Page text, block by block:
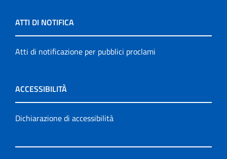
ATTI DI NOTIFICA
Atti di notificazione per pubblici proclami
ACCESSIBILITÀ
Dichiarazione di accessibilità